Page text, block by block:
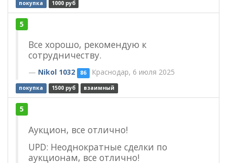
покупка 1000 руб
5
Все хорошо, рекомендую к
сотрудничеству.
Nikol 1032 86 Краснодар, 6 июля 2025
покупка 1500 руб взаимный
5
Аукцион, все отлично!
UPD: Неоднократные сделки по
аукционам, все отлично!